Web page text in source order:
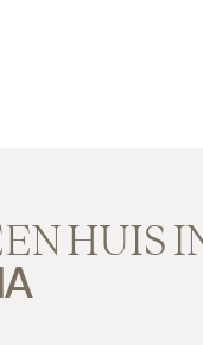
650.000€
HUIS